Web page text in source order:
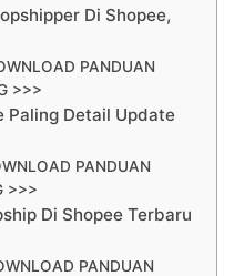
Di Shopee,
PANDUAN
>>>
Paling Detail Update
PANDUAN
>>>
Di Shopee Terbaru
PANDUAN